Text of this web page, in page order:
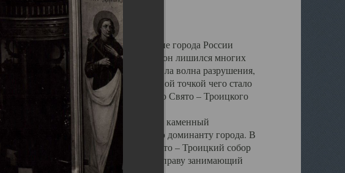
большей мере, чем другие губернские города России
разрушений, в результате которых он лишился многих
по старому Архангельску ударила волна разрушения,
силу в конце 20 –х годов. Отправной точкой чего стало
губернии - ансамбля кафедрального Свято – Троицкого
величественный каменный
в зрительную и градостроительную доминанту города. В
Севере. Вплоть до разрушения Свято – Троицкий собор
строений Архангельска, по праву занимающий